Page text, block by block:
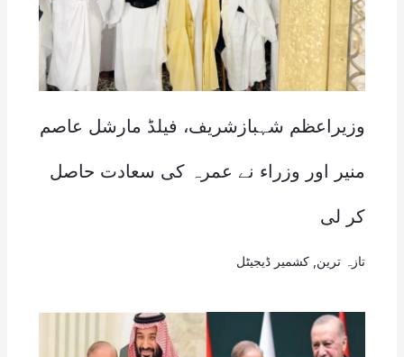
وزیراعظم شہبازشریف، فیلڈ مارشل عاصم
منیر اور وزراء نے عمرہ کی سعادت حاصل
کر لی
تازہ ترین کشمیر ڈیجیٹل